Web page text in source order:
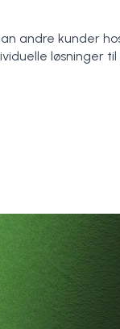
andre kunder
løsninger